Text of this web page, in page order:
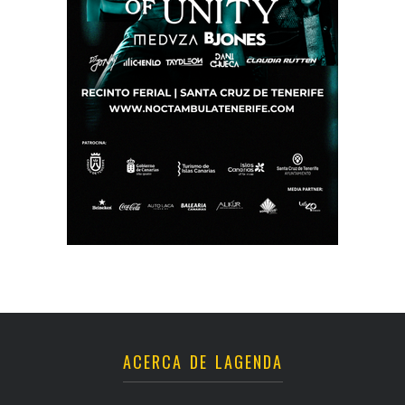
ACERCA DE LAGENDA